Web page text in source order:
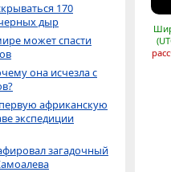
170
дыр
может спасти
она исчезла с
африканскую
экспедиции
загадочный